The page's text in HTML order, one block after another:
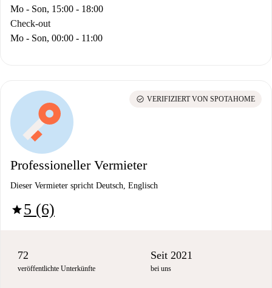
Mo - Son, 15:00 - 18:00
Check-out
Mo - Son, 00:00 - 11:00
Professioneller Vermieter
Dieser Vermieter spricht Deutsch, Englisch
star5 (6)
check_circle VERIFIZIERT VON SPOTAHOME
72
veröffentlichte Unterkünfte
Seit 2021
bei uns